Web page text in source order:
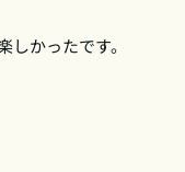
かったです。